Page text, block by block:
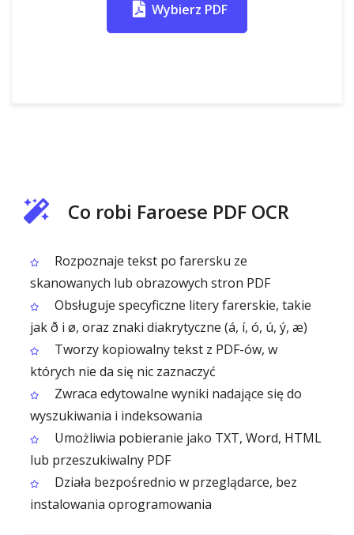
Wybierz PDF
Co robi Faroese PDF OCR
Rozpoznaje tekst po farersku ze
skanowanych lub obrazowych stron PDF
Obsługuje specyficzne litery farerskie, takie
jak ð i ø, oraz znaki diakrytyczne (á, í, ó, ú, ý, æ)
Tworzy kopiowalny tekst z PDF-ów, w
których nie da się nic zaznaczyć
Zwraca edytowalne wyniki nadające się do
wyszukiwania i indeksowania
Umożliwia pobieranie jako TXT, Word, HTML
lub przeszukiwalny PDF
Działa bezpośrednio w przeglądarce, bez
instalowania oprogramowania